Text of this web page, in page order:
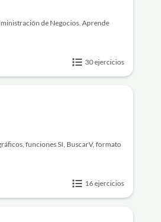
de Negocios. Aprende
30 ejercicios
funciones SI, BuscarV, formato
16 ejercicios